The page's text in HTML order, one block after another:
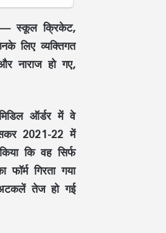
— स्कूल क्रिकेट,
लिए व्यक्तिगत
नाराज हो गए,
ऑर्डर में वे
2021-22 में
कि वह सिर्फ
गिरता गया
तेज हो गई